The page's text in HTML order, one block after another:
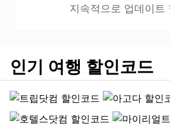
지속적으로 업데이트
인기 여행 할인코드